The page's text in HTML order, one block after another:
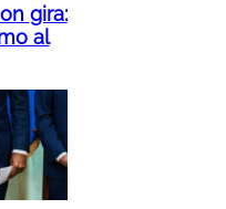
gira:
al